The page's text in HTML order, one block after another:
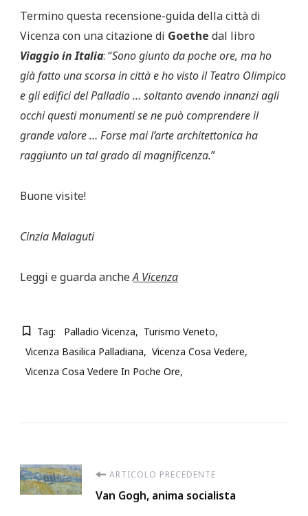
Termino questa recensione-guida della città di
Vicenza con una citazione di Goethe dal libro
Viaggio in Italia: “Sono giunto da poche ore, ma ho
già fatto una scorsa in città e ho visto il Teatro Olimpico
e gli edifici del Palladio … soltanto avendo innanzi agli
occhi questi monumenti se ne può comprendere il
grande valore … Forse mai l’arte architettonica ha
raggiunto un tal grado di magnificenza.”
Buone visite!
Cinzia Malaguti
Leggi e guarda ancheA Vicenza
Tag: Palladio Vicenza
Turismo Veneto
Vicenza Basilica Palladiana
Vicenza Cosa Vedere
Vicenza Cosa Vedere In Poche Ore
Navigazione
ARTICOLO PRECEDENTE
Van Gogh, anima socialista